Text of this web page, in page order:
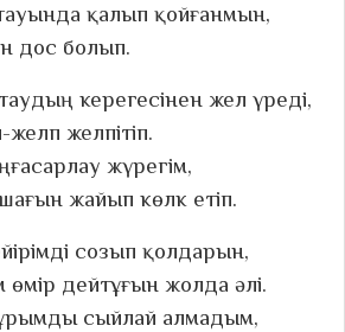
қалып қойғанмын,
дос болып.
керегесінен жел үреді,
желпітіп.
жүрегім,
жайып көлк етіп.
созып қолдарын,
дейтұғын жолда әлі.
сыйлай алмадым,